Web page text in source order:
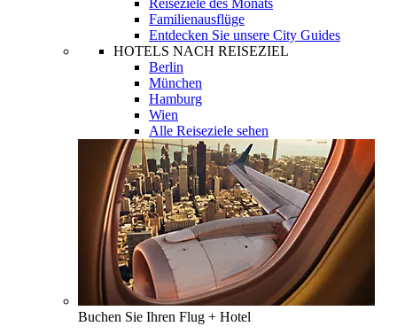
Familienausflüge
Entdecken Sie unsere City Guides
HOTELS NACH REISEZIEL
Berlin
München
Hamburg
Wien
Alle Reiseziele sehen
Buchen Sie Ihren Flug + Hotel